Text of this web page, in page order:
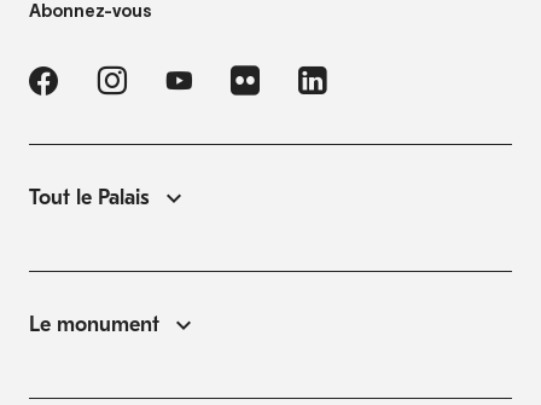
Abonnez-vous
Tout le Palais
Le monument